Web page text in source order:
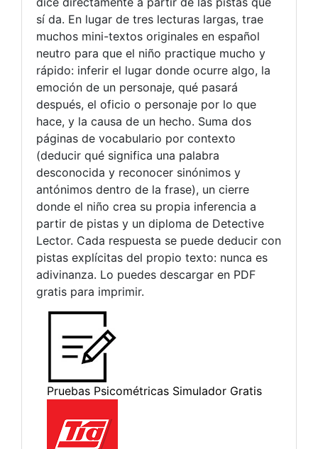
sí da. En lugar de tres lecturas largas, trae
muchos mini-textos originales en español
neutro para que el niño practique mucho y
rápido: inferir el lugar donde ocurre algo, la
emoción de un personaje, qué pasará
después, el oficio o personaje por lo que
hace, y la causa de un hecho. Suma dos
páginas de vocabulario por contexto
(deducir qué significa una palabra
desconocida y reconocer sinónimos y
antónimos dentro de la frase), un cierre
donde el niño crea su propia inferencia a
partir de pistas y un diploma de Detective
Lector. Cada respuesta se puede deducir con
pistas explícitas del propio texto: nunca es
adivinanza. Lo puedes descargar en PDF
gratis para imprimir.